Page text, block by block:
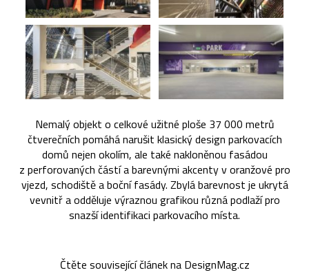
Nemalý objekt o celkové užitné ploše 37 000 metrů
čtverečních pomáhá narušit klasický design parkovacích
domů nejen okolím, ale také nakloněnou fasádou
z perforovaných částí a barevnými akcenty v oranžové pro
vjezd, schodiště a boční fasády. Zbylá barevnost je ukrytá
vevnitř a odděluje výraznou grafikou různá podlaží pro
snazší identifikaci parkovacího místa.
Čtěte související článek na DesignMag.cz